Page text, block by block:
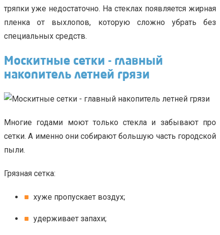
тряпки уже недостаточно. На стеклах появляется жирная
пленка от выхлопов, которую сложно убрать без
специальных средств.
Москитные сетки - главный
накопитель летней грязи
Многие годами моют только стекла и забывают про
сетки. А именно они собирают большую часть городской
пыли.
Грязная сетка:
хуже пропускает воздух;
удерживает запахи;